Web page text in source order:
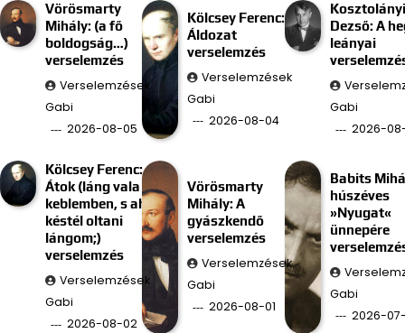
Vörösmarty
Mihály: (a fő
boldogság…)
verselemzés
Verselemzések
Gabi
2026-08-05
Kölcsey Ferenc:
Áldozat
verselemzés
Verselemzések
Gabi
2026-08-04
Kosztolányi
Dezső: A
leányai
Gabi
2026-
Kölcsey Ferenc:
Átok (láng vala
keblemben, s ah
késtél oltani
lángom;)
verselemzés
Verselemzések
Gabi
2026-08-02
Vörösmarty
Mihály: A
gyászkendő
verselemzés
Verselemzések
Gabi
2026-08-01
Babits
húszéves
»Nyugat«
ünnepére
Gabi
2026-